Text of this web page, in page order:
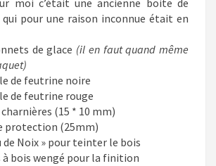
moi c’était une ancienne boite de
pour une raison inconnue était en
de glace (il en faut quand même
de feutrine noire
de feutrine rouge
(15 * 10 mm)
protection (25mm)
de Noix » pour teinter le bois
à bois wengé pour la finition